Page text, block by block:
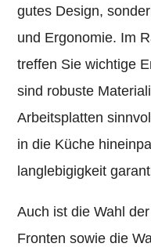
gutes Design,
und Ergonomie. Im
treffen Sie wichtige
sind robuste
Arbeitsplatten
in die Küche
langlebigigkeit
Auch ist die Wahl
Fronten sowie die